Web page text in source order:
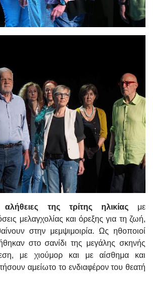
της τρίτης ηλικίαςμε
μελαγχολίας και όρεξης για τη ζωή,
στην μεμψιμοιρία. Ως ηθοποιοί
στο σανίδι της μεγάλης σκηνής
με χιούμορ και με αίσθημα και
αμείωτο το ενδιαφέρον του θεατή